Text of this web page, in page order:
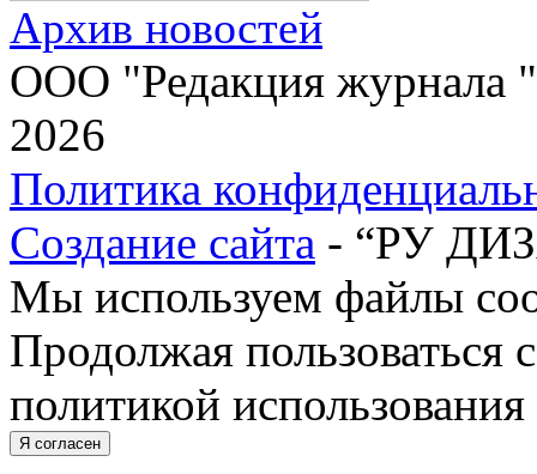
Архив новостей
ООО "Редакция журнала
2026
Политика
Создание сайта - “РУ
Мы используем файлы
Продолжая пользоваться
политикой
Я согласен